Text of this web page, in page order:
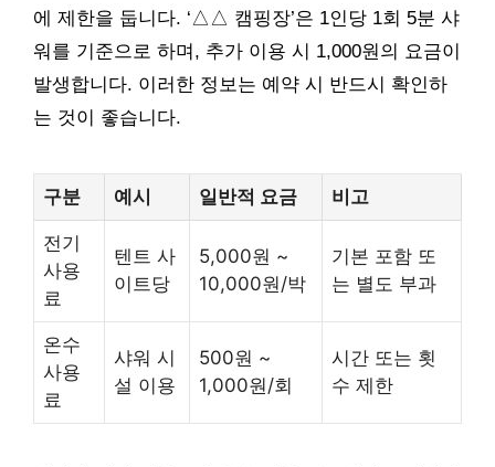
에 제한을 둡니다. ‘△△ 캠핑장’은 1인당 1회 5분 샤
워를 기준으로 하며, 추가 이용 시 1,000원의 요금이
발생합니다. 이러한 정보는 예약 시 반드시 확인하
는 것이 좋습니다.
구분 예시 일반적 요금 비고
전기
사용
료
텐트 사
이트당
5,000원 ~
10,000원/박
기본 포함 또
는 별도 부과
온수
사용
료
샤워 시
설 이용
500원 ~
1,000원/회
시간 또는 횟
수 제한